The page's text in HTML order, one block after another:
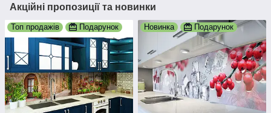
Акційні пропозиції та новинки
Топ продажів Подарунок Новинка Подарунок